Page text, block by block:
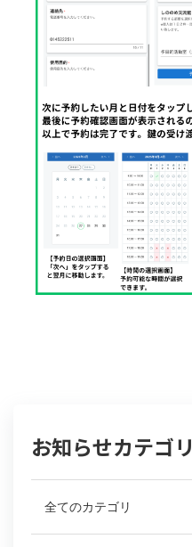
お知らせカテゴリ
全てのカテゴリ